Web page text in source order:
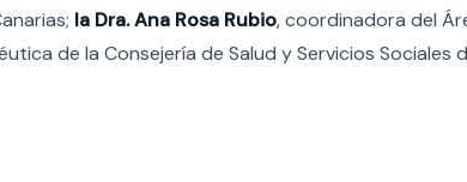
la Dra. Ana Rosa Rubio, coordinadora del
de la Consejería de Salud y Servicios Sociales